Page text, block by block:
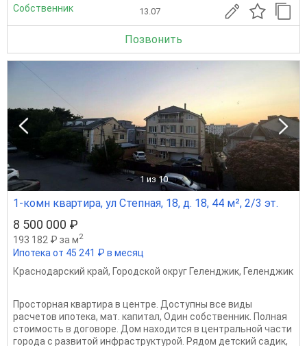
Собственник 13.07
Позвонить
1 из 10
1-комн квартира, ул Степная, 18, д. 18, 44 м², 2/3 эт.
8 500 000 ₽
193 182 ₽ за м2
Ипотека от 45 241 ₽ в месяц
Краснодарский край, Городской округ Геленджик, Геленджик
Просторная квартира в центре. Доступны все виды
расчетов ипотека, мат. капитал, Один собственник. Полная
стоимость в договоре. Дом находится в центральной части
города с развитой инфраструктурой. Рядом детский садик,